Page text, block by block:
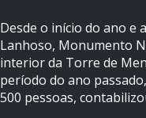
Desde o início do ano e
Lanhoso, Monumento
interior da Torre de
período do ano
500 pessoas,